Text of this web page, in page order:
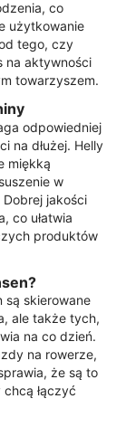
co
użytkowanie
tego, czy
na aktywności
towarzyszem.
odpowiedniej
na dłużej. Helly
miękką
w
Dobrej jakości
co ułatwia
produktów
są skierowane
ale także tych,
na co dzień.
na rowerze,
że są to
łączyć